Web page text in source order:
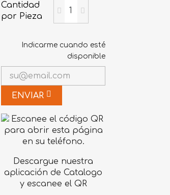
Cantidad
por Pieza
Indicarme cuando esté
disponible
ENVIAR
Descargue nuestra
aplicación de Catalogo
y escanee el QR